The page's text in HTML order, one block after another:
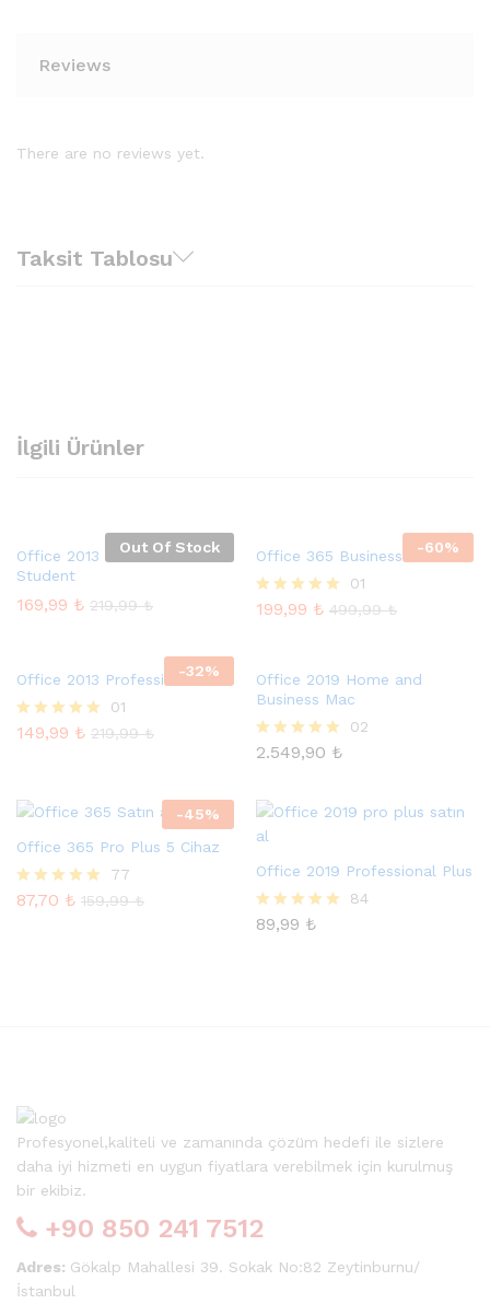
Reviews
There are no reviews yet.
Taksit Tablosu
İlgili Ürünler
Out Of Stock
Office 2013 Home And
Student
169,99 ₺ 219,99₺
-60%
Office 365 Business
5 üzerinden
01
199,99 ₺ 499,99₺
-32%
Office 2013 Professional Plus
5 üzerinden
01
149,99 ₺ 219,99₺
Office 2019 Home and
Business Mac
5 üzerinden
02
2.549,90 ₺
-45%
Office 365 Pro Plus 5 Cihaz
5 üzerinden
77
87,70 ₺ 159,99₺
Office 2019 Professional Plus
5 üzerinden
84
89,99 ₺
Profesyonel,kaliteli ve zamanında çözüm hedefi ile sizlere
daha iyi hizmeti en uygun fiyatlara verebilmek için kurulmuş
bir ekibiz.
+90 850 241 7512
Adres: Gökalp Mahallesi 39. Sokak No:82 Zeytinburnu/
İstanbul